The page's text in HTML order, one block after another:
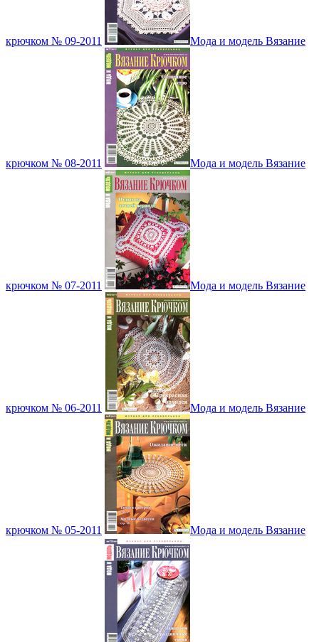
крючком № 09-2011 Мода и модель Вязание
крючком № 08-2011 Мода и модель Вязание
крючком № 07-2011 Мода и модель Вязание
крючком № 06-2011 Мода и модель Вязание
крючком № 05-2011 Мода и модель Вязание